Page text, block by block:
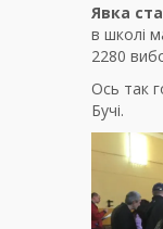
Явка
в школі
2280
Ось так
Бучі.